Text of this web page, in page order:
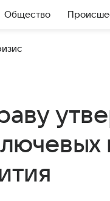
Общество